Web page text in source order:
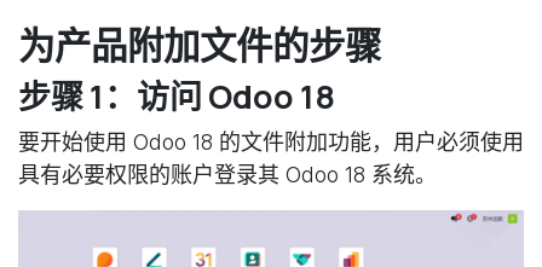
为产品附加文件的步骤
步骤 1：访问 Odoo 18
要开始使用 Odoo 18 的文件附加功能，用户必须使用
具有必要权限的账户登录其 Odoo 18 系统。